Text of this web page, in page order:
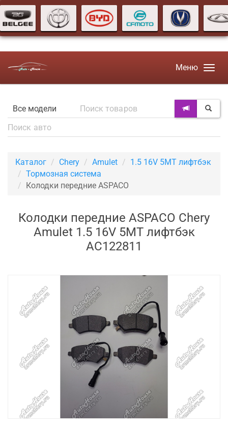
Меню
Каталог Chery Amulet
1.5 16V 5MT лифтбэк
Тормозная система
Колодки передние ASPACO
Колодки передние ASPACO Chery
Amulet 1.5 16V 5MT лифтбэк
AC122811